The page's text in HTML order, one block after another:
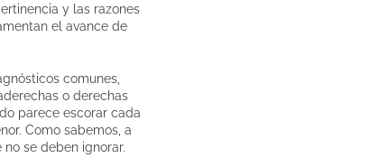
y las razones
el avance de
comunes,
o derechas
parece escorar cada
Como sabemos, a
se deben ignorar.